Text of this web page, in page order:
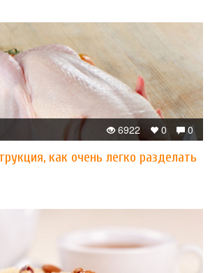
0
0
6922
как очень легко разделать